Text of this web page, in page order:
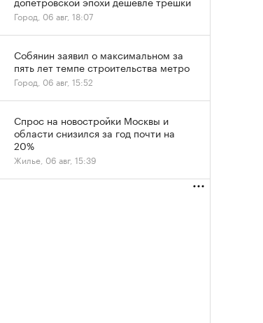
Город, 06 авг, 18:07
Собянин заявил о максимальном за
пять лет темпе строительства метро
Город, 06 авг, 15:52
Спрос на новостройки Москвы и
области снизился за год почти на
20%
Жилье, 06 авг, 15:39